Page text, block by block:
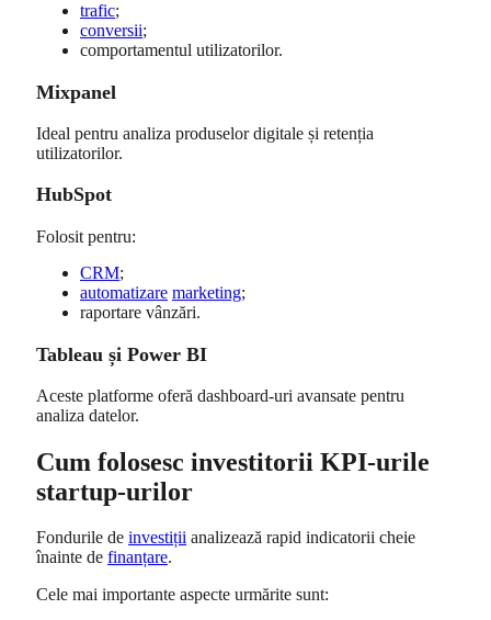
trafic;
conversii;
comportamentul utilizatorilor.
Mixpanel
Ideal pentru analiza produselor digitale și retenția
utilizatorilor.
HubSpot
Folosit pentru:
CRM;
automatizare marketing;
raportare vânzări.
Tableau și Power BI
Aceste platforme oferă dashboard-uri avansate pentru
analiza datelor.
Cum folosesc investitorii KPI-urile
startup-urilor
Fondurile de investiții analizează rapid indicatorii cheie
înainte de finanțare.
Cele mai importante aspecte urmărite sunt: